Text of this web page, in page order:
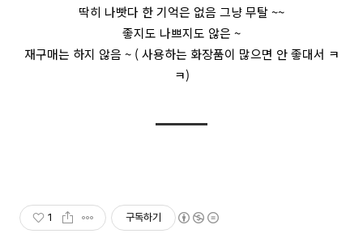
딱히 나빳다 한 기억은 없음 그냥 무탈 ~~
좋지도 나쁘지도 않은 ~
재구매는 하지 않음 ~ ( 사용하는 화장품이 많으면 안 좋대서 ㅋ
ㅋ)
1 구독하기